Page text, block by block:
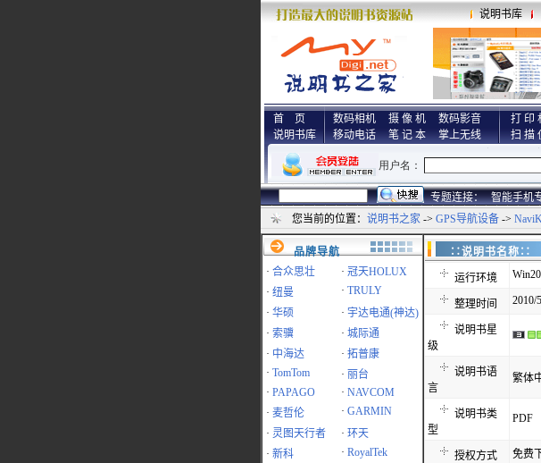
说明书库
首 页
说明书库
数码相机 摄 像 机
数码影音
移动电话
笔 记 本 掌上无线
打 印
扫 描
专题连接： 智能手机
您当前的位置： 说明书之家 -> GPS导航设备 ->
品牌导航
· 合众思壮 · 冠天HOLUX
· 纽曼 · TRULY
· 华硕 · 宇达电通(神达)
· 索骥 · 城际通
· 中海达 · 拓普康
· TomTom · 丽台
· PAPAGO · NAVCOM
· 麦哲伦 · GARMIN
· 灵图天行者 · 环天
· 新科 · RoyalTek
∷说明书
运行环境
整理时间 2010/
说明书星
级
说明书语
言
繁体
说明书类
型
PDF
授权方式 免费